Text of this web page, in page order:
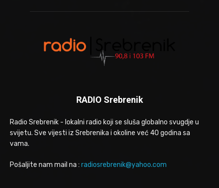
RADIO Srebrenik
Radio Srebrenik - lokalni radio koji se sluša globalno svugdje u
svijetu. Sve vijesti iz Srebrenika i okoline već 40 godina sa
vama.
Pošaljite nam mail na : radiosrebrenik@yahoo.com